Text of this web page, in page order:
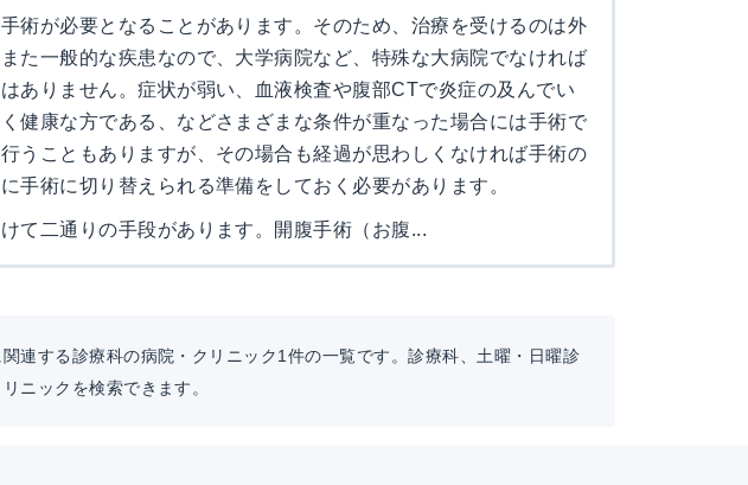
術が必要となることがあります。そのため、治療を受けるのは外
た一般的な疾患なので、大学病院など、特殊な大病院でなければ
ありません。症状が弱い、血液検査や腹部CTで炎症の及んでい
健康な方である、などさまざまな条件が重なった場合には手術で
うこともありますが、その場合も経過が思わしくなければ手術の
手術に切り替えられる準備をしておく必要があります。
て二通りの手段があります。開腹手術（お腹...
連する診療科の病院・クリニック1件の一覧です。診療科、土曜・日曜診
ニックを検索できます。